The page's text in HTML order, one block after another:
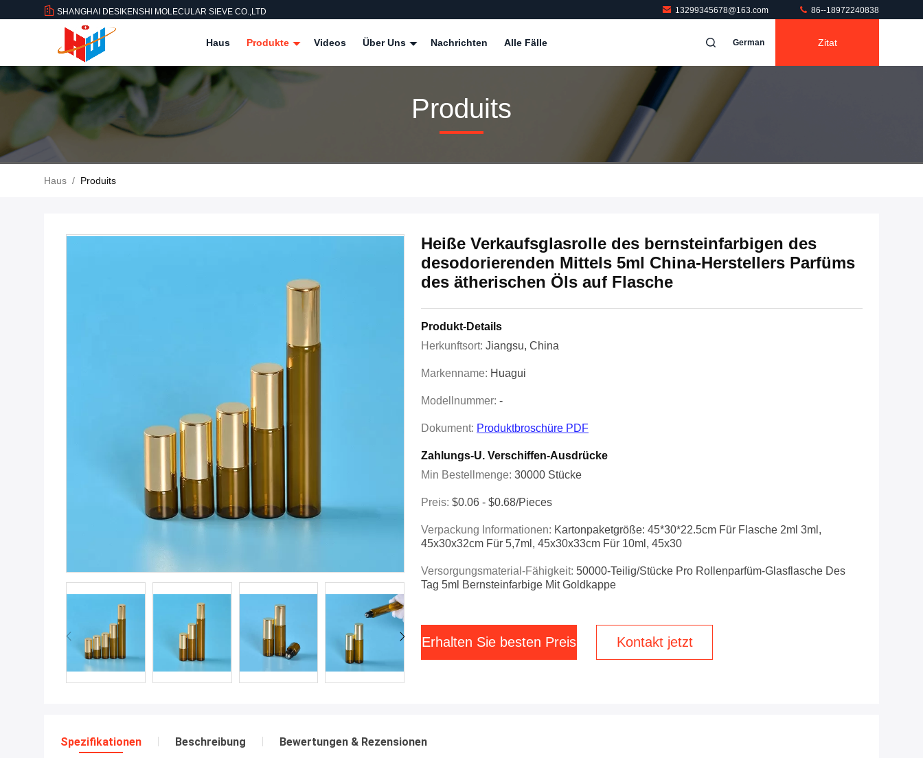
SHANGHAI DESIKENSHI MOLECULAR SIEVE CO.,LTD 13299345678@163.com 86--18972240838
Haus Produkte Videos Über Uns Nachrichten Alle Fälle German Zitat
Produits
Haus / Produits
Heiße Verkaufsglasrolle des bernsteinfarbigen des
desodorierenden Mittels 5ml China-Herstellers Parfüms
des ätherischen Öls auf Flasche
Produkt-Details
Herkunftsort: Jiangsu, China
Markenname: Huagui
Modellnummer: -
Dokument: Produktbroschüre PDF
Zahlungs-U. Verschiffen-Ausdrücke
Min Bestellmenge: 30000 Stücke
Preis: $0.06 - $0.68/pieces
Verpackung Informationen: Kartonpaketgröße: 45*30*22.5cm Für Flasche 2ml 3ml,
45x30x32cm Für 5,7ml, 45x30x33cm Für 10ml, 45x30
Versorgungsmaterial-Fähigkeit: 50000-Teilig/Stücke Pro Rollenparfüm-Glasflasche Des
Tag 5ml Bernsteinfarbige Mit Goldkappe
Erhalten Sie besten Preis Kontakt jetzt
Spezifikationen Beschreibung Bewertungen & Rezensionen